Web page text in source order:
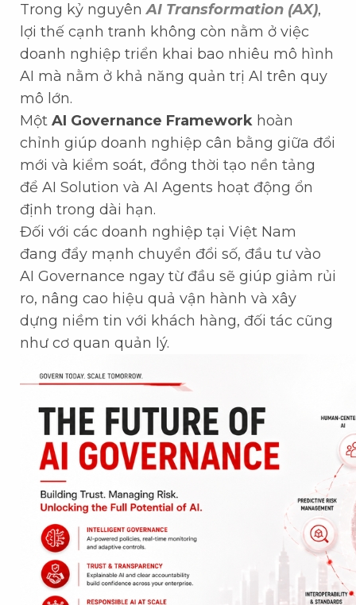
Trong kỷ nguyênAI Transformation (AX),
lợi thế cạnh tranh không còn nằm ở việc
doanh nghiệp triển khai bao nhiêu mô hình
AI mà nằm ở khả năng quản trị AI trên quy
mô lớn.
Một AI Governance Framework hoàn
chỉnh giúp doanh nghiệp cân bằng giữa đổi
mới và kiểm soát, đồng thời tạo nền tảng
để AI Solution và AI Agents hoạt động ổn
định trong dài hạn.
Đối với các doanh nghiệp tại Việt Nam
đang đẩy mạnh chuyển đổi số, đầu tư vào
AI Governance ngay từ đầu sẽ giúp giảm rủi
ro, nâng cao hiệu quả vận hành và xây
dựng niềm tin với khách hàng, đối tác cũng
như cơ quan quản lý.